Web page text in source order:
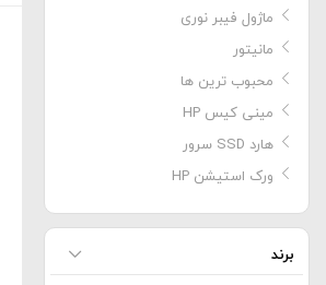
ماژول فیبر نوری
مانیتور
محبوب ترین ها
مینی کیس HP
هارد SSD سرور
ورک استیشن HP
برند